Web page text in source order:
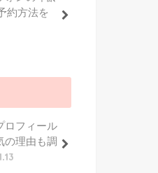
約方法を
ロフィール
の理由も調